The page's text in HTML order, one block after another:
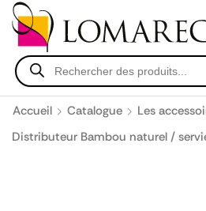
Accueil Catalogue Les
Distributeur Bambou naturel /